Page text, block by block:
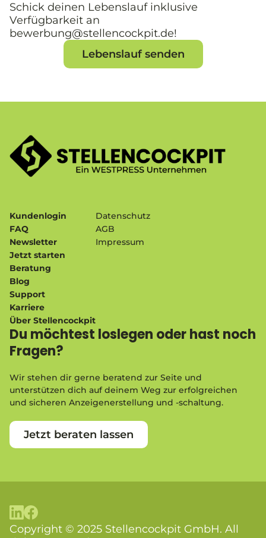
Schick deinen Lebenslauf inklusive
Verfügbarkeit an
bewerbung@stellencockpit.de!
Lebenslauf senden
Kundenlogin
FAQ
Newsletter
Jetzt starten
Beratung
Blog
Support
Karriere
Über Stellencockpit
Datenschutz
AGB
Impressum
Du möchtest loslegen oder hast noch
Fragen?
Wir stehen dir gerne beratend zur Seite und
unterstützen dich auf deinem Weg zur erfolgreichen
und sicheren Anzeigenerstellung und -schaltung.
Jetzt beraten lassen
Copyright © 2025 Stellencockpit GmbH. All